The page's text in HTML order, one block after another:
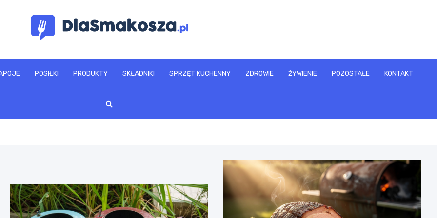
www.dlasmakosza.pl
POSIŁKI PRODUKTY SKŁADNIKI SPRZĘT KUCHENNY ZDROWIE ŻYWIENIE POZOSTAŁE KONTAKT